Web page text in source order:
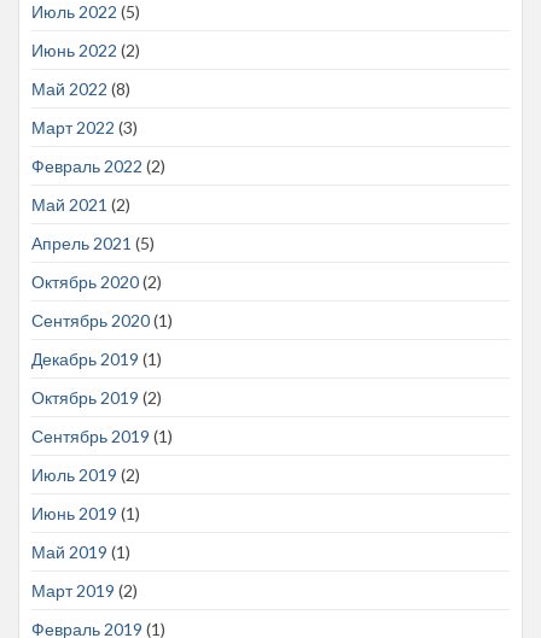
Июль 2022 (5)
Июнь 2022 (2)
Май 2022 (8)
Март 2022 (3)
Февраль 2022 (2)
Май 2021 (2)
Апрель 2021 (5)
Октябрь 2020(2)
Сентябрь 2020(1)
Декабрь 2019 (1)
Октябрь 2019 (2)
Сентябрь 2019 (1)
Июль 2019 (2)
Июнь 2019 (1)
Май 2019 (1)
Март 2019 (2)
Февраль 2019 (1)